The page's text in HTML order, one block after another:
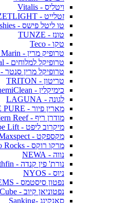
ויטליס - Vitalis
זטלייט - ZETLIGHT
טו ליטל פישס - Two Little Fishies
טונז - TUNZE
טקו - Teco
טרופיק מרין - Tropic Marin
טרופיקל למלוחים - Tropical
טרופיקל מרין סנטר - TMC
טריטון - TRITON
כימיקלין - ChemiClean
לגונה - LAGUNA
מארין פיור - MARINE PURE
מודרן ריף - Modern Reef
מיקרוב ליפט - Microbe Lift
מקספקט - Maxspect
מרקו רוקס - Marco Rocks
נווה - NEWA
נורת' פין קנדה - Northfin
ניוס - NYOS
נפטון סיסטמס - NEPTUNE SYSTEMS
נפטוניאן קיוב - Neptunian Cube
סאנקינג -Sanking